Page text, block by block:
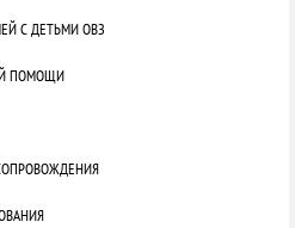
С ДЕТЬМИ ОВЗ
ПОМОЩИ